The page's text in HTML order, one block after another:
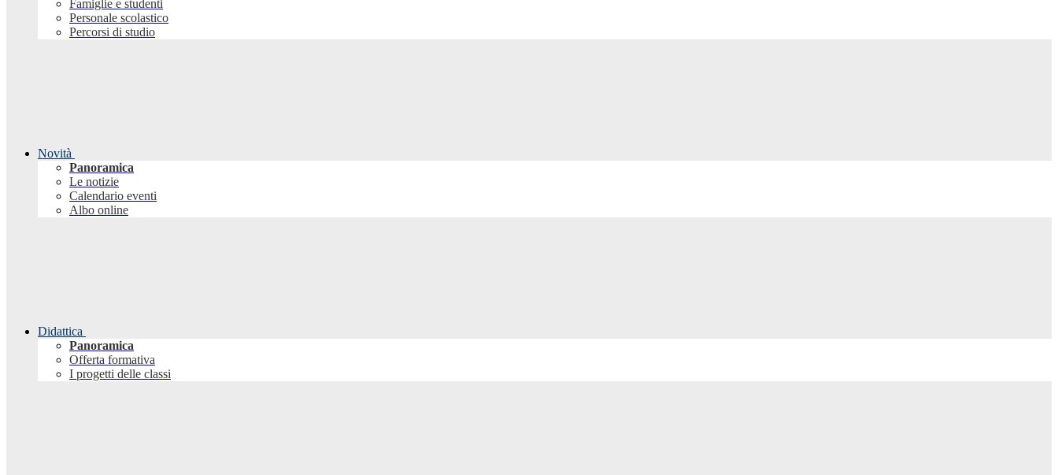
Famiglie e studenti
Personale scolastico
Percorsi di studio
Novità
Panoramica
Le notizie
Calendario eventi
Albo online
Didattica
Panoramica
Offerta formativa
I progetti delle classi